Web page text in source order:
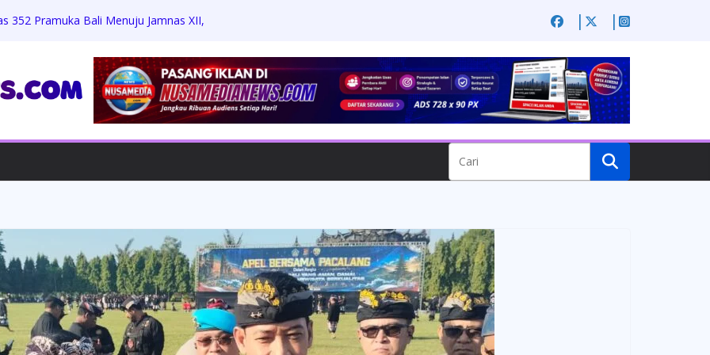
352 Pramuka Bali Menuju Jamnas XII,
Beasiswa Penuh
Berkah, Bagikan Sembako dan
Warga
Harus Hadapi Proses Hukum,
Konfirmasi, Proyek Revitalisasi
Diminta Turun Tangan